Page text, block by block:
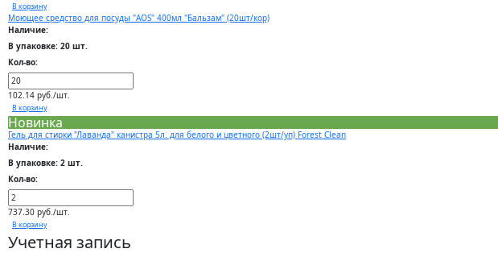
В корзину
Моющее средство для посуды "AOS" 400мл "Бальзам" (20шт/кор)
Наличие:
В упаковке: 20 шт.
Кол-во:
102.14 руб./шт.
В корзину
Новинка
Гель для стирки "Лаванда" канистра 5л. для белого и цветного (2шт/уп) Forest Clean
Наличие:
В упаковке: 2 шт.
Кол-во:
737.30 руб./шт.
В корзину
Учетная запись